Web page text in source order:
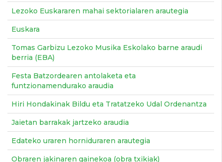
Lezoko Euskararen mahai sektorialaren arautegia
Euskara
Tomas Garbizu Lezoko Musika Eskolako barne araudi
berria (EBA)
Festa Batzordearen antolaketa eta
funtzionamendurako araudia
Hiri Hondakinak Bildu eta Tratatzeko Udal Ordenantza
Jaietan barrakak jartzeko araudia
Edateko uraren horniduraren arautegia
Obraren jakinaren gainekoa (obra txikiak)